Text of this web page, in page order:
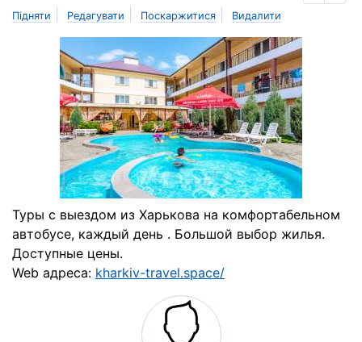
Підняти Редагувати Поскаржитися Видалити
Туры с выездом из Харькова на комфортабельном
автобусе, каждый день . Большой выбор жилья.
Доступные цены.
Web адреса: kharkiv-travel.space/